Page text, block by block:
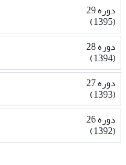
دوره 29
(1395)
دوره 28
(1394)
دوره 27
(1393)
دوره 26
(1392)